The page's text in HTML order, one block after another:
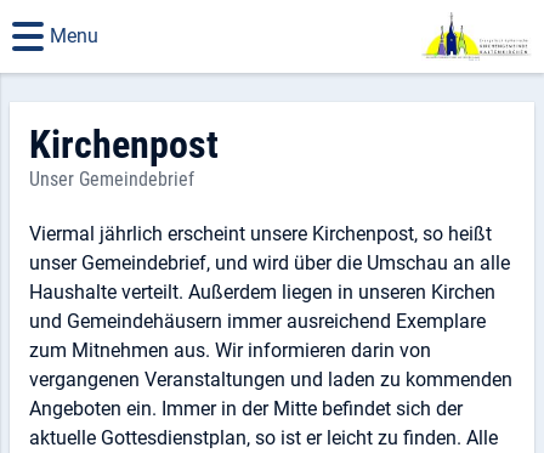
Menu
Kirchenpost
Unser Gemeindebrief
Viermal jährlich erscheint unsere Kirchenpost, so heißt
unser Gemeindebrief, und wird über die Umschau an alle
Haushalte verteilt. Außerdem liegen in unseren Kirchen
und Gemeindehäusern immer ausreichend Exemplare
zum Mitnehmen aus. Wir informieren darin von
vergangenen Veranstaltungen und laden zu kommenden
Angeboten ein. Immer in der Mitte befindet sich der
aktuelle Gottesdienstplan, so ist er leicht zu finden. Alle